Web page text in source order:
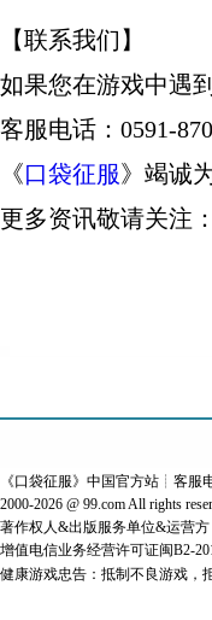
【联系我们】
如果您在游戏中遇
客服电话：0591-
《口袋征服》竭诚
更多资讯敬请关注：
《口袋征服》中国官方站┊客服
2000-2026 @ 99.comAll rights
著作权人&出版服务单位&运营
增值电信业务经营许可证闽B2-
健康游戏忠告：抵制不良游戏，